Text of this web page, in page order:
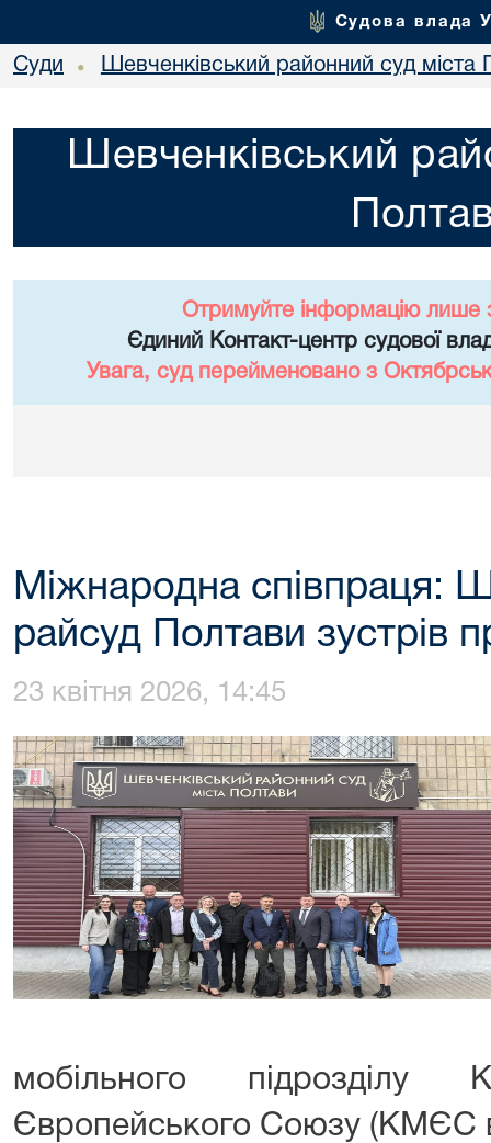
Судова влада
Суди • Шевченківський районний суд міста
Шевченківський
Отримуйте інформацію лише
Єдиний Контакт-центр судової
Увага, суд перейменовано з
Міжнародна співпраця:
райсуд Полтави зустрів
23 квітня 2026, 14:45
мобільного підрозділу
Європейського Союзу (КМЄС в